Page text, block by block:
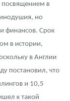
посвящением в
но
финансов. Срок
в истории,
в Англии
постановил, что
и 10,5
к такой